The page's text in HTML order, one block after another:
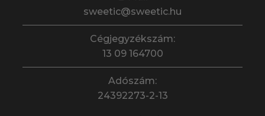
sweetic@sweetic.hu
Cégjegyzékszám:
13 09 164700
Adószám:
24392273-2-13